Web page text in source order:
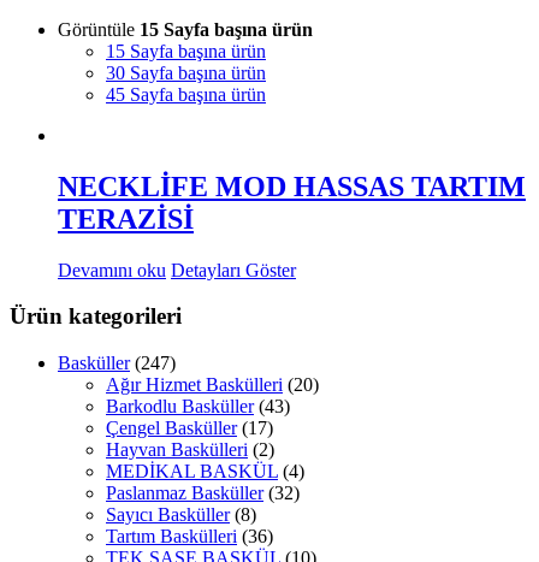
Görüntüle 15 Sayfa başına ürün
15 Sayfa başına ürün
30 Sayfa başına ürün
45 Sayfa başına ürün
NECKLİFE MOD HASSAS TARTIM
TERAZİSİ
Devamını oku Detayları Göster
Ürün kategorileri
Basküller (247)
Ağır Hizmet Baskülleri (20)
Barkodlu Basküller (43)
Çengel Basküller (17)
Hayvan Baskülleri (2)
MEDİKAL BASKÜL (4)
Paslanmaz Basküller (32)
Sayıcı Basküller (8)
Tartım Baskülleri (36)